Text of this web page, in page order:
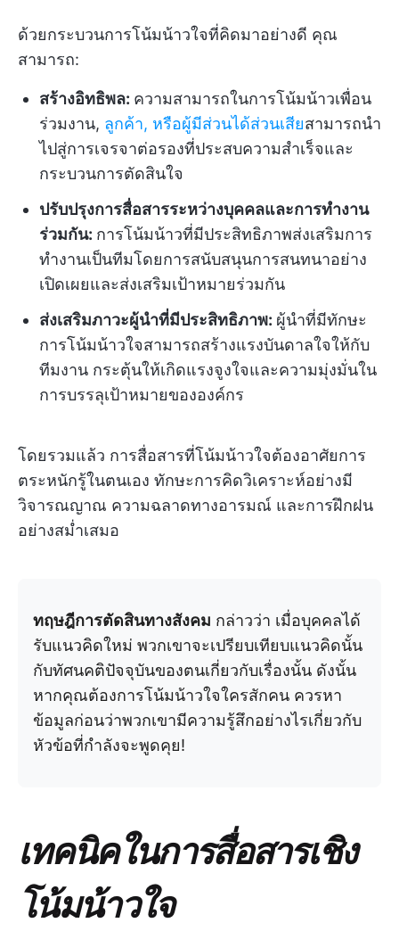
ด้วยกระบวนการโน้มน้าวใจที่คิดมาอย่างดี คุณ
สามารถ:
สร้างอิทธิพล: ความสามารถในการโน้มน้าวเพื่อน
ร่วมงาน, ลูกค้า, หรือผู้มีส่วนได้ส่วนเสียสามารถนำ
ไปสู่การเจรจาต่อรองที่ประสบความสำเร็จและ
กระบวนการตัดสินใจ
ปรับปรุงการสื่อสารระหว่างบุคคลและการทำงาน
ร่วมกัน: การโน้มน้าวที่มีประสิทธิภาพส่งเสริมการ
ทำงานเป็นทีมโดยการสนับสนุนการสนทนาอย่าง
เปิดเผยและส่งเสริมเป้าหมายร่วมกัน
ส่งเสริมภาวะผู้นำที่มีประสิทธิภาพ: ผู้นำที่มีทักษะ
การโน้มน้าวใจสามารถสร้างแรงบันดาลใจให้กับ
ทีมงาน กระตุ้นให้เกิดแรงจูงใจและความมุ่งมั่นใน
การบรรลุเป้าหมายขององค์กร
โดยรวมแล้ว การสื่อสารที่โน้มน้าวใจต้องอาศัยการ
ตระหนักรู้ในตนเอง ทักษะการคิดวิเคราะห์อย่างมี
วิจารณญาณ ความฉลาดทางอารมณ์ และการฝึกฝน
อย่างสม่ำเสมอ
ทฤษฎีการตัดสินทางสังคม กล่าวว่า เมื่อบุคคลได้
รับแนวคิดใหม่ พวกเขาจะเปรียบเทียบแนวคิดนั้น
กับทัศนคติปัจจุบันของตนเกี่ยวกับเรื่องนั้น ดังนั้น
หากคุณต้องการโน้มน้าวใจใครสักคน ควรหา
ข้อมูลก่อนว่าพวกเขามีความรู้สึกอย่างไรเกี่ยวกับ
หัวข้อที่กำลังจะพูดคุย!
เทคนิคในการสื่อสารเชิง
โน้มน้าวใจ